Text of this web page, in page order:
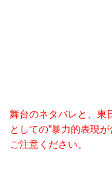
舞台のネタバレと、東
としての”暴力的表現が
ご注意ください。